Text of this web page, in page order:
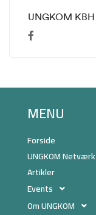
UNGKOM KBH
MENU
Forside
UNGKOM Netværk
Artikler
Events
Om UNGKOM